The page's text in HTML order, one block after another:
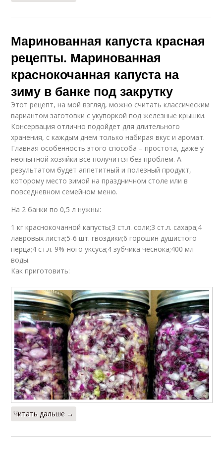
Маринованная капуста красная
рецепты. Маринованная
краснокочанная капуста на
зиму в банке под закрутку
Этот рецепт, на мой взгляд, можно считать классическим
вариантом заготовки с укупоркой под железные крышки.
Консервация отлично подойдет для длительного
хранения, с каждым днем только набирая вкус и аромат.
Главная особенность этого способа – простота, даже у
неопытной хозяйки все получится без проблем. А
результатом будет аппетитный и полезный продукт,
которому место зимой на праздничном столе или в
повседневном семейном меню.
На 2 банки по 0,5 л нужны:
1 кг краснокочанной капусты;3 ст.л. соли;3 ст.л. сахара;4
лавровых листа;5-6 шт. гвоздики;6 горошин душистого
перца;4 ст.л. 9%-ного уксуса;4 зубчика чеснока;400 мл
воды.
Как приготовить:
Читать дальше →